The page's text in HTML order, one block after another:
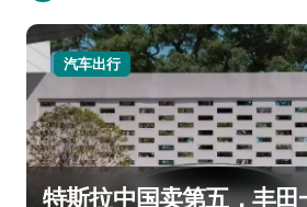
汽车出行
特斯拉中国卖第五，丰